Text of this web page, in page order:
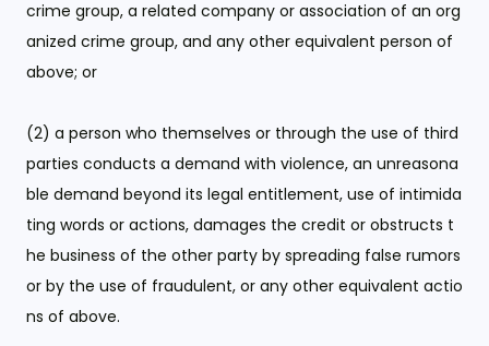
crime group, a related company or association of an org
anized crime group, and any other equivalent person of
above; or
(2) a person who themselves or through the use of third
parties conducts a demand with violence, an unreasona
ble demand beyond its legal entitlement, use of intimida
ting words or actions, damages the credit or obstructs t
he business of the other party by spreading false rumors
or by the use of fraudulent, or any other equivalent actio
ns of above.